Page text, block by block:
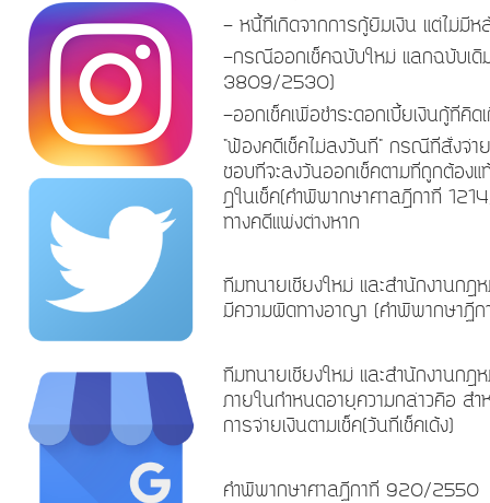
- หนี้ที่เกิดจากการกู้ยืมเงิน แต่ไม่มี
-กรณีออกเช็คฉบับใหม่ แลกฉบับเดิ
3809/2530)
-ออกเช็คเพื่อชำระดอกเบี้ยเงินกู้ที่
"ฟ้องคดีเช็คไม่ลงวันที่" กรณีที่สั่งจ่าย
ชอบที่จะลงวันออกเช็คตามที่ถูกต้อง
ฎในเช็ค(คำพิพากษาศาลฎีกาที่
ทางคดีแพ่งต่างหาก
ทีมทนายเชียงใหม่ และสำนักงานกฎ
มีความผิดทางอาญา (คำพิพากษาฏี
ทีมทนายเชียงใหม่ และสำนักงานกฎ
ภายในกำหนดอายุความกล่าวคือ ส
การจ่ายเงินตามเช็ค(วันที่เช็คเด้ง)
คำพิพากษาศาลฏีกาที่ 920/2550